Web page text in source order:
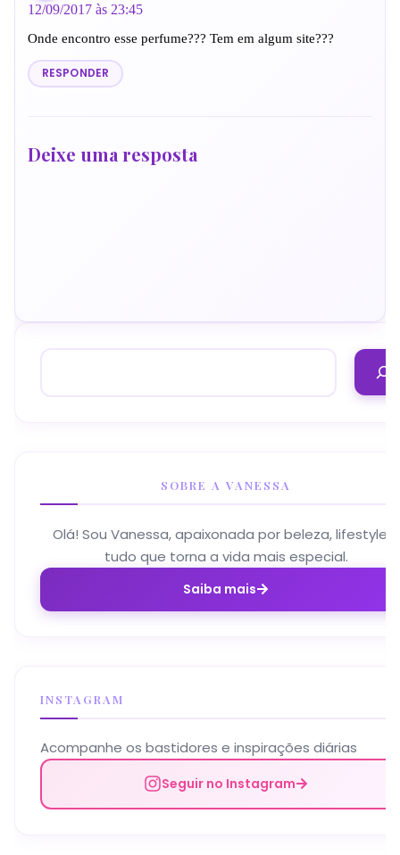
12/09/2017 às 23:45
Onde encontro esse perfume??? Tem em algum site???
RESPONDER
Deixe uma resposta
SOBRE A VANESSA
Olá! Sou Vanessa, apaixonada por beleza, lifestyle e
tudo que torna a vida mais especial.
Saiba mais
INSTAGRAM
Acompanhe os bastidores e inspirações diárias
Seguir no Instagram